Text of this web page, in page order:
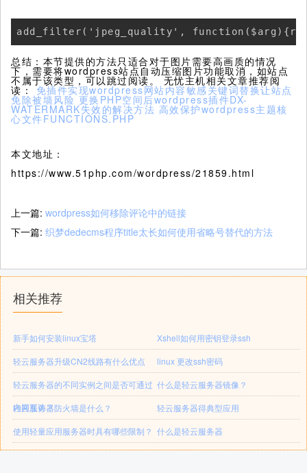
add_filter('jpeg_quality',
总结：本节提供的方法只适合对于图片需要高画质的情况
下，需要将wordpress站点自动压缩图片功能取消，如站点
不属于该类型，可以跳过阅读。 无忧主机相关文章推荐阅
读：免插件实现wordpress网站内容敏感关键词替换让站点
免除被墙风险 更换PHP空间后wordpress插件DX-
WATERMARK失效的解决方法 高效保护wordpress主题核
心文件FUNCTIONS.PHP
本文地址：
https://www.51php.com/wordpress/21859.html
上一篇: wordpress如何移除评论中的链接
下一篇: 织梦dedecms程序title太长如何使用省略号替代的方法
相关推荐
新手如何安装linux宝塔
Xshell如何用密钥登录ssh
轻云服务器升级CN2线路有什么优点
linux 更改ssh密码
轻云服务器的不同实例之间是否可通过
内网互访？
什么是轻云服务器镜像？
轻云服务器防火墙是什么？
轻云服务器得典型应用
使用轻量应用服务器时具有哪些限制？ 什么是轻云服务器